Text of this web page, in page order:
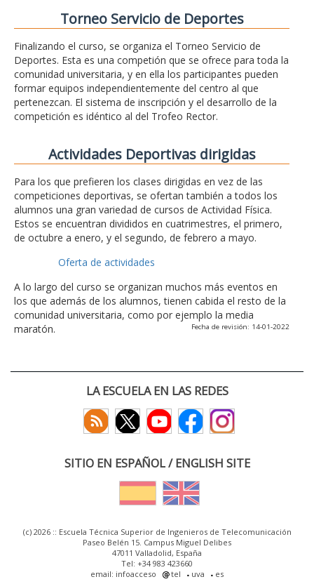
Torneo Servicio de Deportes
Finalizando el curso, se organiza el Torneo Servicio de
Deportes. Esta es una competión que se ofrece para toda la
comunidad universitaria, y en ella los participantes pueden
formar equipos independientemente del centro al que
pertenezcan. El sistema de inscripción y el desarrollo de la
competición es idéntico al del Trofeo Rector.
Actividades Deportivas dirigidas
Para los que prefieren los clases dirigidas en vez de las
competiciones deportivas, se ofertan también a todos los
alumnos una gran variedad de cursos de Actividad Física.
Estos se encuentran divididos en cuatrimestres, el primero,
de octubre a enero, y el segundo, de febrero a mayo.
Oferta de actividades
A lo largo del curso se organizan muchos más eventos en
los que además de los alumnos, tienen cabida el resto de la
comunidad universitaria, como por ejemplo la media
maratón.
Fecha de revisión: 14-01-2022
LA ESCUELA EN LAS REDES
SITIO EN ESPAÑOL / ENGLISH SITE
(c) 2026 :: Escuela Técnica Superior de Ingenieros de Telecomunicación
Paseo Belén 15. Campus Miguel Delibes
47011 Valladolid, España
Tel: +34 983 423660
email: infoacceso
tel uva es